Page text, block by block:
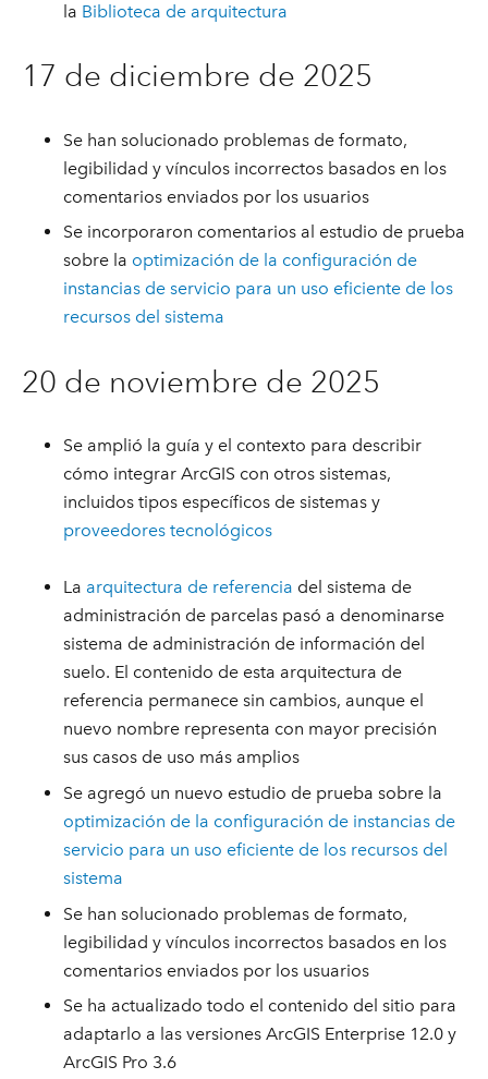
la Biblioteca de arquitectura
17 de diciembre de 2025
Se han solucionado problemas de formato,
legibilidad y vínculos incorrectos basados en los
comentarios enviados por los usuarios
Se incorporaron comentarios al estudio de prueba
sobre la optimización de la configuración de
instancias de servicio para un uso eficiente de los
recursos del sistema
20 de noviembre de 2025
Se amplió la guía y el contexto para describir
cómo integrar ArcGIS con otros sistemas,
incluidos tipos específicos de sistemas y
proveedores tecnológicos
La arquitectura de referencia del sistema de
administración de parcelas pasó a denominarse
sistema de administración de información del
suelo. El contenido de esta arquitectura de
referencia permanece sin cambios, aunque el
nuevo nombre representa con mayor precisión
sus casos de uso más amplios
Se agregó un nuevo estudio de prueba sobre la
optimización de la configuración de instancias de
servicio para un uso eficiente de los recursos del
sistema
Se han solucionado problemas de formato,
legibilidad y vínculos incorrectos basados en los
comentarios enviados por los usuarios
Se ha actualizado todo el contenido del sitio para
adaptarlo a las versiones ArcGIS Enterprise 12.0 y
ArcGIS Pro 3.6